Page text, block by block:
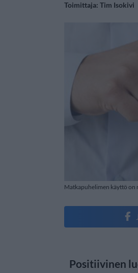
Toimittaja: Tim Isokivi
Matkapuhelimen käyttö on
Positiivinen